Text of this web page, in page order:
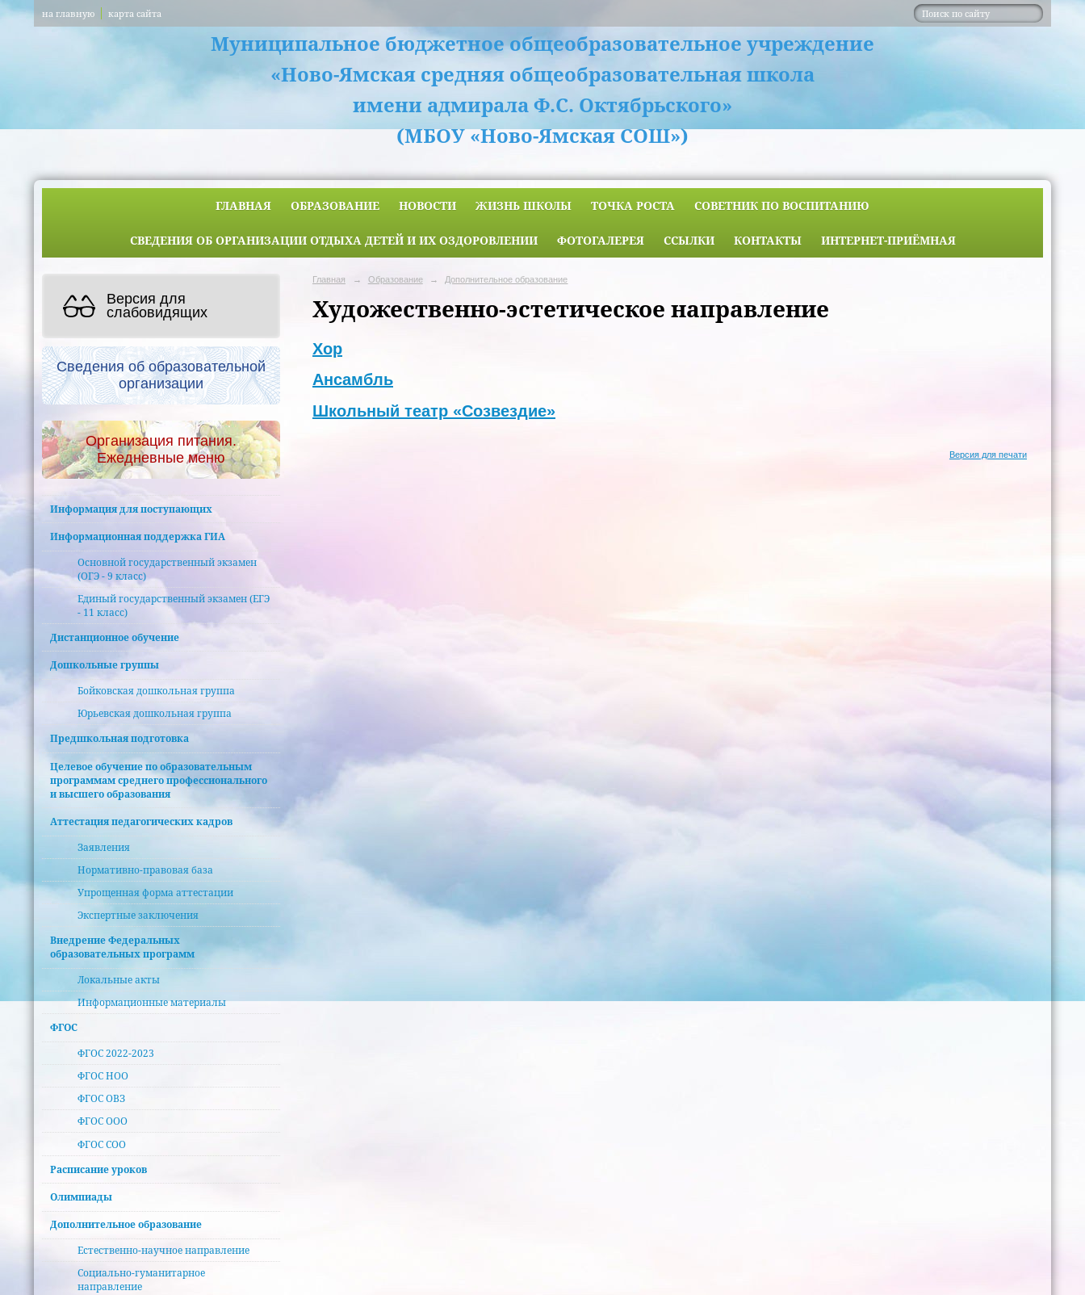
на главную карта сайта
Муниципальное бюджетное общеобразовательное учреждение
«Ново-Ямская средняя общеобразовательная школа
имени адмирала Ф.С. Октябрьского»
(МБОУ «Ново-Ямская СОШ»)
ГЛАВНАЯ ОБРАЗОВАНИЕ НОВОСТИ ЖИЗНЬ ШКОЛЫ ТОЧКА РОСТА СОВЕТНИК ПО ВОСПИТАНИЮ
СВЕДЕНИЯ ОБ ОРГАНИЗАЦИИ ОТДЫХА ДЕТЕЙ И ИХ ОЗДОРОВЛЕНИИ ФОТОГАЛЕРЕЯ ССЫЛКИ КОНТАКТЫ ИНТЕРНЕТ-ПРИЁМНАЯ
Версия для
слабовидящих
Сведения об образовательной
организации
Организация питания.
Ежедневные меню
Информация для поступающих
Информационная поддержка ГИА
Основной государственный экзамен
(ОГЭ - 9 класс)
Единый государственный экзамен (ЕГЭ
- 11 класс)
Дистанционное обучение
Дошкольные группы
Бойковская дошкольная группа
Юрьевская дошкольная группа
Предшкольная подготовка
Целевое обучение по образовательным
программам среднего профессионального
и высшего образования
Аттестация педагогических кадров
Заявления
Нормативно-правовая база
Упрощенная форма аттестации
Экспертные заключения
Внедрение Федеральных
образовательных программ
Локальные акты
Информационные материалы
ФГОС
ФГОС 2022-2023
ФГОС НОО
ФГОС ОВЗ
ФГОС ООО
ФГОС СОО
Расписание уроков
Олимпиады
Дополнительное образование
Естественно-научное направление
Социально-гуманитарное
направление
Главная → Образование → Дополнительное образование
Художественно-эстетическое направление
Хор
Ансамбль
Школьный театр «Созвездие»
Версия для печати